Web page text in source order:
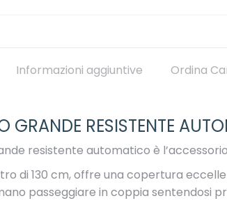
Informazioni aggiuntive Ordina
GRANDE RESISTENTE
resistente automatico è
di 130 cm, offre una copertura
passeggiare in coppia sentendosi